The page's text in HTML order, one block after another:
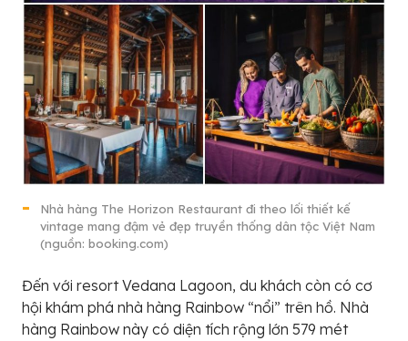
Nhà hàng The Horizon Restaurant đi theo lối thiết kế
vintage mang đậm vẻ đẹp truyền thống dân tộc Việt Nam
(nguồn: booking.com)
Đến với resort Vedana Lagoon, du khách còn có cơ
hội khám phá nhà hàng Rainbow “nổi” trên hồ. Nhà
hàng Rainbow này có diện tích rộng lớn 579 mét